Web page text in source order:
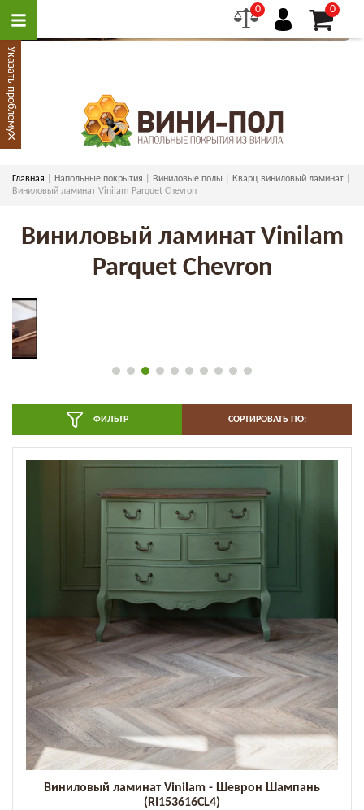
0 0
Главная Напольные покрытия Виниловые полы
Кварц виниловый ламинат
Виниловый ламинат Vinilam Parquet Chevron
Виниловый ламинат Vinilam
Parquet Chevron
ФИЛЬТР СОРТИРОВАТЬ ПО:
Виниловый ламинат Vinilam - Шеврон Шампань
(RI153616CL4)
Указать проблему
×